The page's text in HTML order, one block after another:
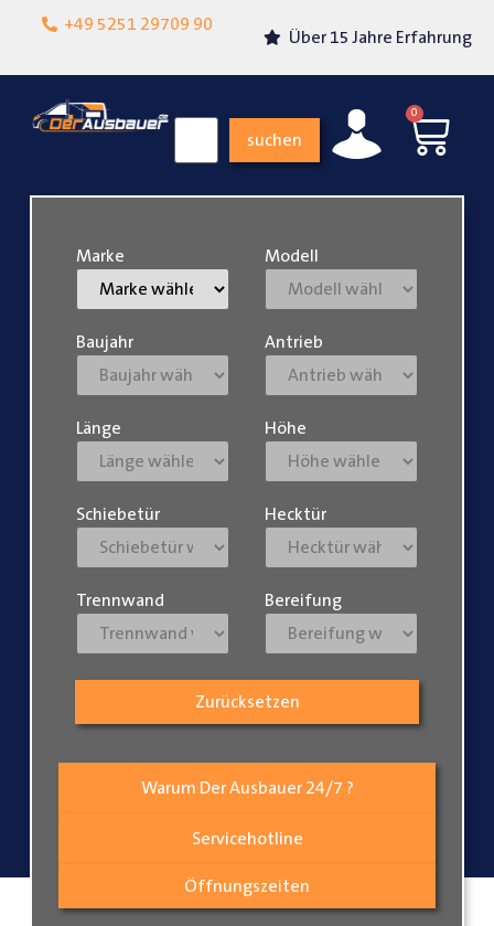
+49 5251 29709 90
Lokalgeschäft in
Über 15 Jahre Erfahrung
suchen
0
Warum Der Ausbauer 24/7 ?
Servicehotline
Öffnungszeiten
Marke Modell
Baujahr Antrieb
Länge Höhe
Schiebetür Hecktür
Trennwand Bereifung
Zurücksetzen